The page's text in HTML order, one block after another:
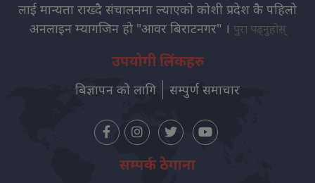
लाई मान्यता राख्दै संचालनमा ल्याएको कोशी प्रदेश कै पहिलो
अनलाइन म्यागजिन हो "आवर बिराटनगर" । पुरा पढ्नुहोस्
उपयोगी लिंकहरु
बिज्ञापन को लागि सम्पुर्ण समाचार
सम्पर्क ठेगाना